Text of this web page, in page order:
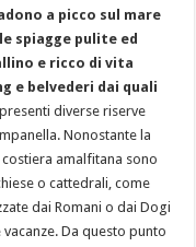
a picco sul mare
spiagge pulite ed
e ricco di vita
e belvederi dai quali
diverse riserve
Nonostante la
amalfitana sono
o cattedrali, come
dai Romani o dai Dogi
Da questo punto